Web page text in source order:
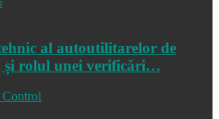
al autoutilitarelor de
și rolul unei verificări…